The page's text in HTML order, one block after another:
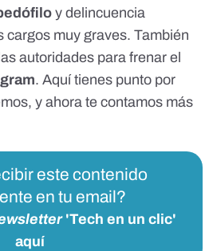
y delincuencia
cargos muy graves. También
autoridades para frenar el
. Aquí tienes punto por
y ahora te contamos más
este contenido
en tu email?
'Tech en un clic'
aquí